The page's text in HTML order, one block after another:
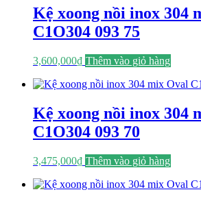
Kệ xoong nồi inox 304
C1O304 093 75
3,600,000₫ Thêm vào giỏ hàng
Kệ xoong nồi inox 304
C1O304 093 70
3,475,000₫ Thêm vào giỏ hàng